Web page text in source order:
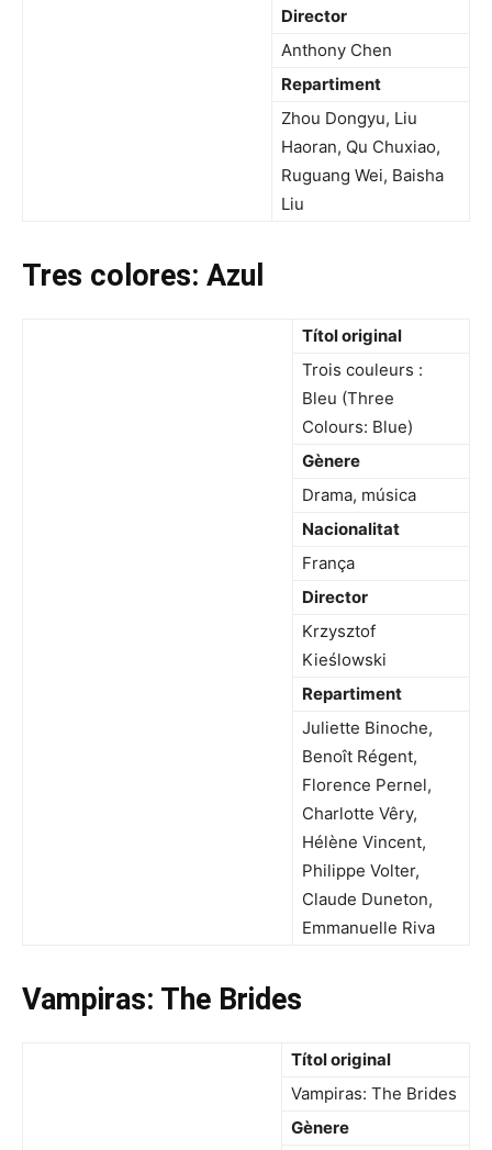
Director
Anthony Chen
Repartiment
Zhou Dongyu, Liu
Haoran, Qu Chuxiao,
Ruguang Wei, Baisha
Liu
Tres colores: Azul
Títol original
Trois couleurs :
Bleu (Three
Colours: Blue)
Gènere
Drama, música
Nacionalitat
França
Director
Krzysztof
Kieślowski
Repartiment
Juliette Binoche,
Benoît Régent,
Florence Pernel,
Charlotte Vêry,
Hélène Vincent,
Philippe Volter,
Claude Duneton,
Emmanuelle Riva
Vampiras: The Brides
Títol original
Vampiras: The Brides
Gènere